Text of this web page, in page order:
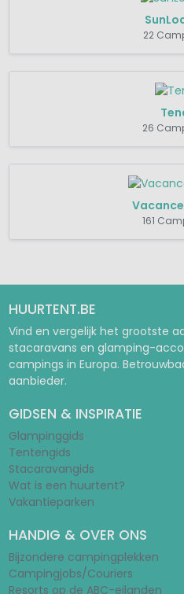
22
26
161
HUURTENT.BE
Vind en vergelijk het grootste
stacaravans en glamping-
campings in Europa.
aanbieder.
GIDSEN & INSPIRATIE
Glampinggids
Tentengids
Stacaravangids
Wat is een huurtent?
Vakantieparken
HANDIG & OVER ONS
Bijzondere campingplekken
Campingjobs/Couriers
Resorts op de ABC-eilanden